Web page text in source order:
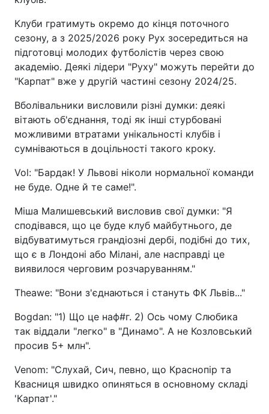
Клуби гратимуть окремо до кінця поточного
сезону, а з 2025/2026 року Рух зосередиться на
підготовці молодих футболістів через свою
академію. Деякі лідери "Руху" можуть перейти до
"Карпат" вже у другій частині сезону 2024/25.
Вболівальники висловили різні думки: деякі
вітають об'єднання, тоді як інші стурбовані
можливими втратами унікальності клубів і
сумніваються в доцільності такого кроку.
Vol: "Бардак! У Львові ніколи нормальної команди
не буде. Одне й те саме!".
Міша Малишевський висловив свої думки: "Я
сподівався, що це буде клуб майбутнього, де
відбуватимуться грандіозні дербі, подібні до тих,
що є в Лондоні або Мілані, але насправді це
виявилося черговим розчаруванням."
Theawe: "Вони з'єднаються і стануть ФК Львів..."
Bogdan: "1) Що це наф#г. 2) Ось чому Слюбика
так віддали "легко" в "Динамо". А не Козловський
просив 5+ млн".
Venom: "Слухай, Сич, певно, що Краснопір та
Квасниця швидко опиняться в основному складі
'Карпат'."